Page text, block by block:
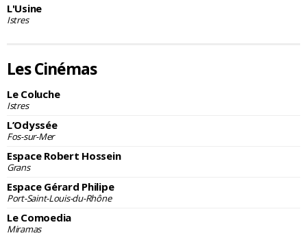
L'Usine
Istres
Les Cinémas
Le Coluche
Istres
L’Odyssée
Fos-sur-Mer
Espace Robert Hossein
Grans
Espace Gérard Philipe
Port-Saint-Louis-du-Rhône
Le Comoedia
Miramas